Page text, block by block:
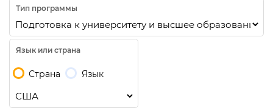
Тип программы
Язык или страна
Страна Язык